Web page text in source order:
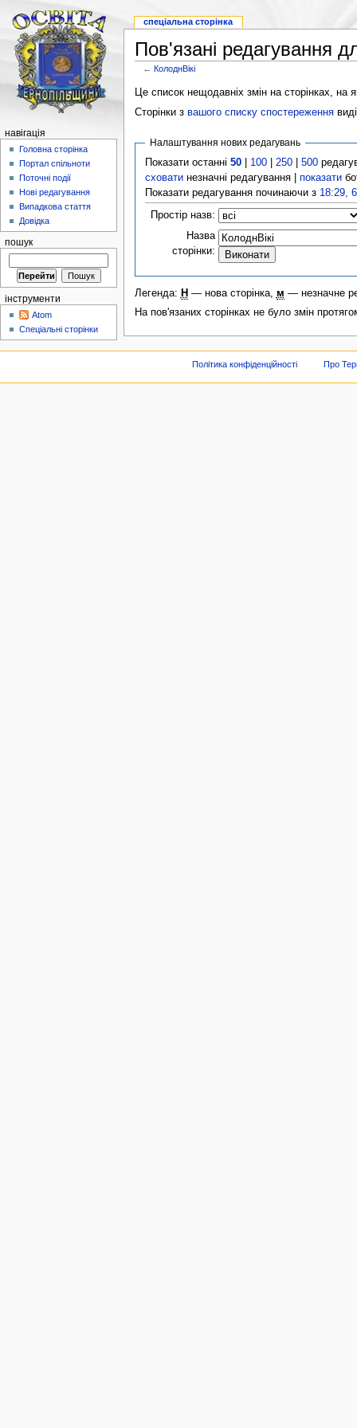
Пов'язані редагування
←КолоднВікі
Це список нещодавніх змін на сторінках, на
Сторінки з вашого списку спостереження
Налаштування нових редагувань
Показати останні50 100 |250 |500
сховати незначні редагування |показати
Показати редагування починаючи з 18:29,
Простір назв:
Назва
сторінки:
Легенда: Н — нова сторінка, м — незначне
На пов'язаних сторінках не було змін
спеціальна сторінка
навігація
Головна сторінка
Портал спільноти
Поточні події
Нові редагування
Випадкова стаття
Довідка
пошук
інструменти
Atom
Спеціальні сторінки
Політика конфіденційності Про